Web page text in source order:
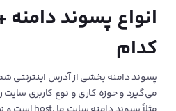
انواع پسوند دامنه
کدام
پسوند دامنه بخشی از آدرس اینترنتی
می‌گیرد و حوزه کاری و نوع کاربری